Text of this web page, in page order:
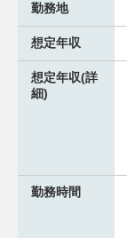
勤務地
想定年収
想定年収(詳
細)
勤務時間